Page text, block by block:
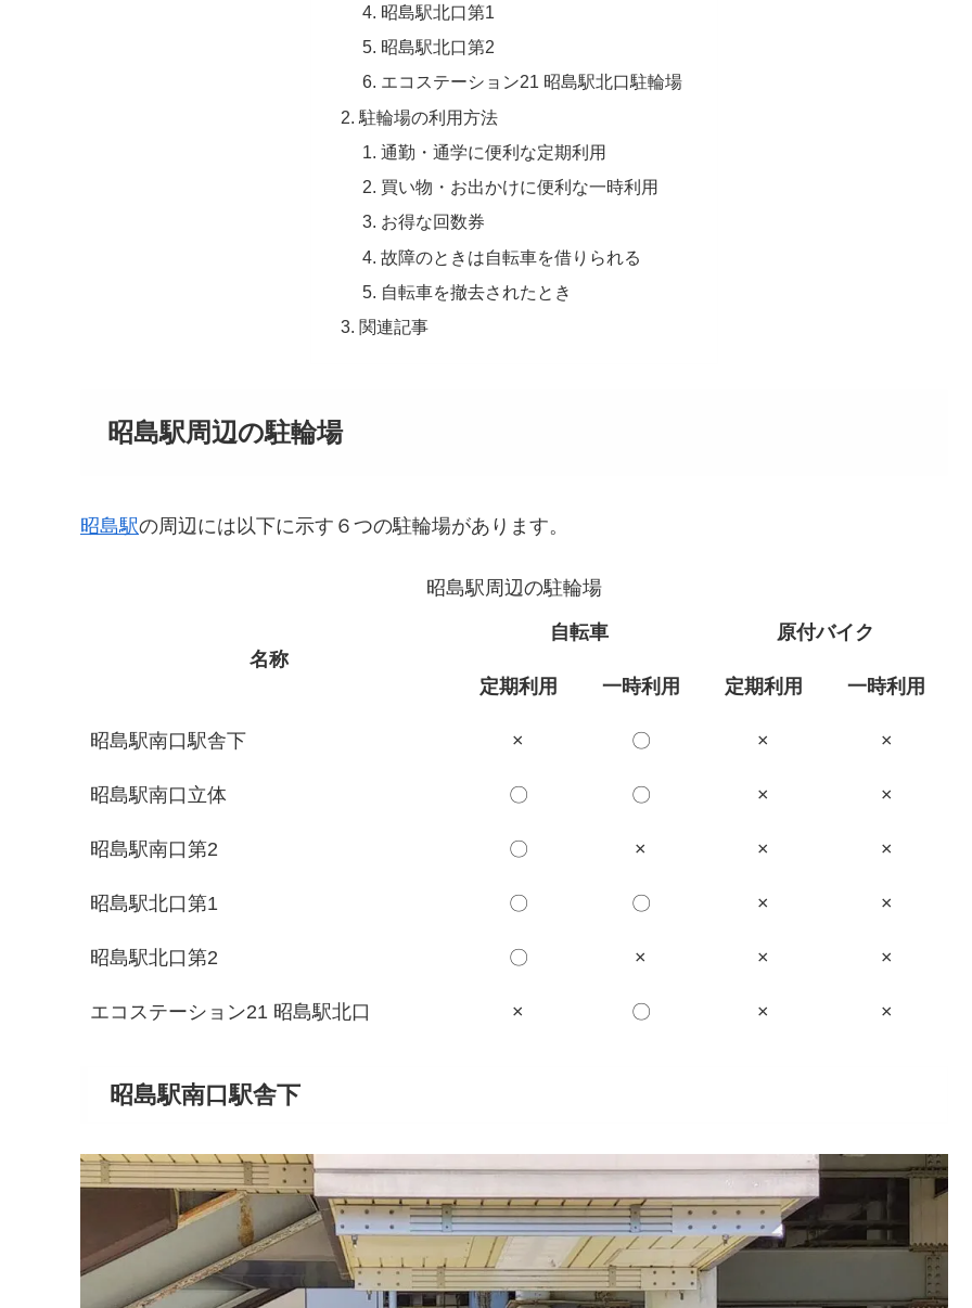
昭島駅北口第1
昭島駅北口第2
エコステーション21 昭島駅北口駐輪場
駐輪場の利用方法
通勤・通学に便利な定期利用
買い物・お出かけに便利な一時利用
お得な回数券
故障のときは自転車を借りられる
自転車を撤去されたとき
関連記事
昭島駅周辺の駐輪場
昭島駅の周辺には以下に示す６つの駐輪場があります。
昭島駅周辺の駐輪場
名称
自転車 原付バイク
定期利用 一時利用 定期利用 一時利用
昭島駅南口駅舎下 × 〇 × ×
昭島駅南口立体 〇 〇 × ×
昭島駅南口第2 〇 × × ×
昭島駅北口第1 〇 〇 × ×
昭島駅北口第2 〇 × × ×
エコステーション21 昭島駅北口 × 〇 × ×
昭島駅南口駅舎下